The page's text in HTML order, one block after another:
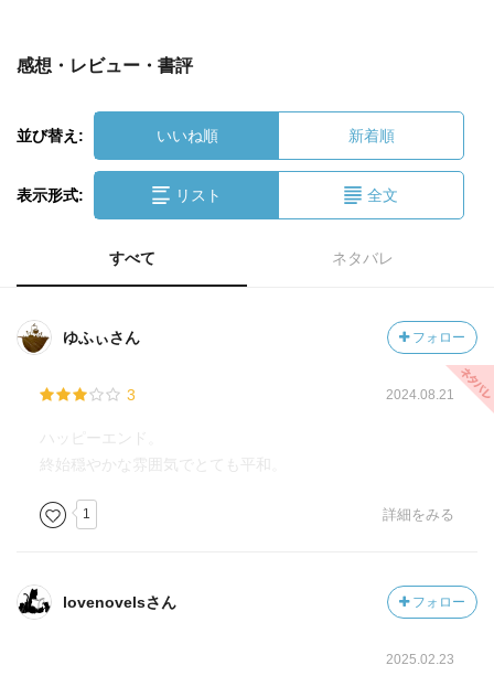
感想・レビュー・書評
並び替え: いいね順 新着順
表示形式: リスト 全文
すべて ネタバレ
ゆふぃさん フォロー
3 2024.08.21
ハッピーエンド。
終始穏やかな雰囲気でとても平和。
1 詳細をみる
lovenovelsさん フォロー
2025.02.23